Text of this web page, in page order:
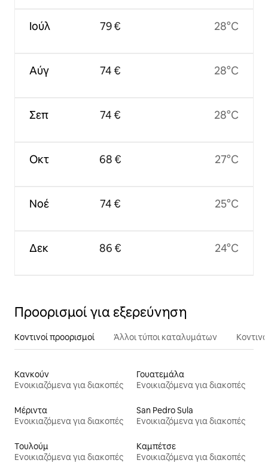
Ιούλ
Αύγ
Σεπ
Οκτ
Νοέ
Δεκ
79 €
74 €
74 €
68 €
74 €
86 €
28°C
28°C
28°C
27°C
25°C
24°C
Προορισμοί για εξερεύνηση
Κοντινοί προορισμοί Άλλοι τύποι καταλυμάτων
Κανκούν
Ενοικιαζόμενα για διακοπές
Γουατεμάλα
Ενοικιαζόμενα για διακοπές
Μέριντα
Ενοικιαζόμενα για διακοπές
San Pedro Sula
Ενοικιαζόμενα για διακοπές
Τουλούμ
Ενοικιαζόμενα για διακοπές
Καμπέτσε
Ενοικιαζόμενα για διακοπές